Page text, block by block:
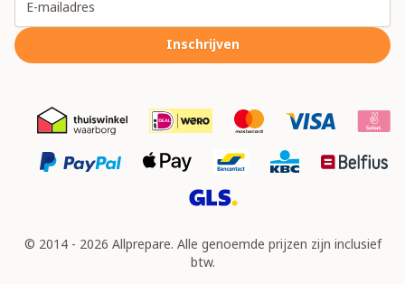
Inschrijven
© 2014 - 2026 Allprepare. Alle genoemde prijzen zijn inclusief
btw.